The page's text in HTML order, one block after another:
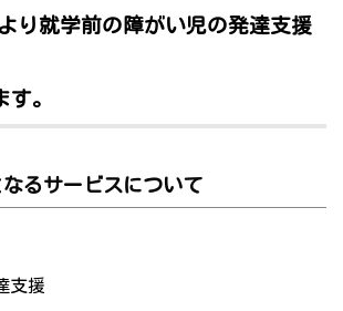
り就学前の障がい児の発達支援
。
るサービスについて
支援